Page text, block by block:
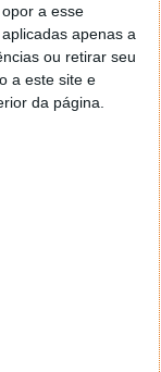
a esse
apenas a
ou retirar seu
a este site e
da página.
Edge,
do
bug Y2K e
não